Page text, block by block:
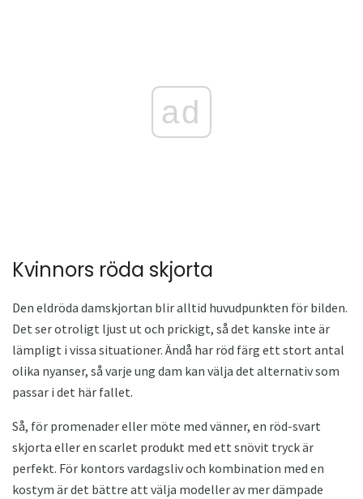
ad
Kvinnors röda skjorta
Den eldröda damskjortan blir alltid huvudpunkten för bilden.
Det ser otroligt ljust ut och prickigt, så det kanske inte är
lämpligt i vissa situationer. Ändå har röd färg ett stort antal
olika nyanser, så varje ung dam kan välja det alternativ som
passar i det här fallet.
Så, för promenader eller möte med vänner, en röd-svart
skjorta eller en scarlet produkt med ett snövit tryck är
perfekt. För kontors vardagsliv och kombination med en
kostym är det bättre att välja modeller av mer dämpade